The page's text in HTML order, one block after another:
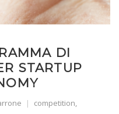
DI
STARTUP
competition,